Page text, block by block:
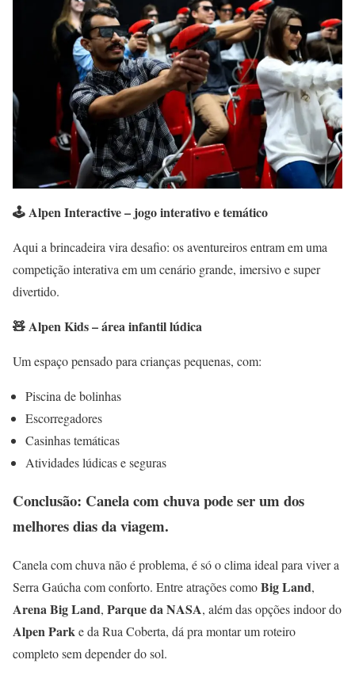
🕹️ Alpen Interactive – jogo interativo e temático
Aqui a brincadeira vira desafio: os aventureiros entram em uma
competição interativa em um cenário grande, imersivo e super
divertido.
🧸 Alpen Kids – área infantil lúdica
Um espaço pensado para crianças pequenas, com:
Piscina de bolinhas
Escorregadores
Casinhas temáticas
Atividades lúdicas e seguras
Conclusão: Canela com chuvapode ser um dos
melhores dias da viagem.
Canela com chuva não é problema, é só o clima ideal para viver a
Serra Gaúcha com conforto. Entre atrações comoBig Land,
Arena Big Land, Parque da NASA, além das opções indoor do
Alpen Parke da Rua Coberta, dá pra montar um roteiro
completo sem depender do sol.